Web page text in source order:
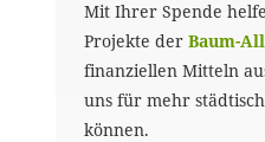
Mit Ihrer Spende
Projekte derBaum-
finanziellen Mitteln
uns für mehr
können.